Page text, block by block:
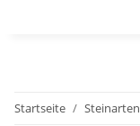
Startseite Steinarten